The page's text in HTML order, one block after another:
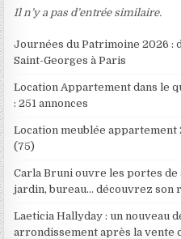
Il n’y a pas d’entrée similaire.
Journées du Patrimoine 2026 :
Saint-Georges à Paris
Location Appartement dans le
: 251 annonces
Location meublée appartement
(75)
Carla Bruni ouvre les portes de
jardin, bureau… découvrez son
Laeticia Hallyday : un nouveau
arrondissement après la vente